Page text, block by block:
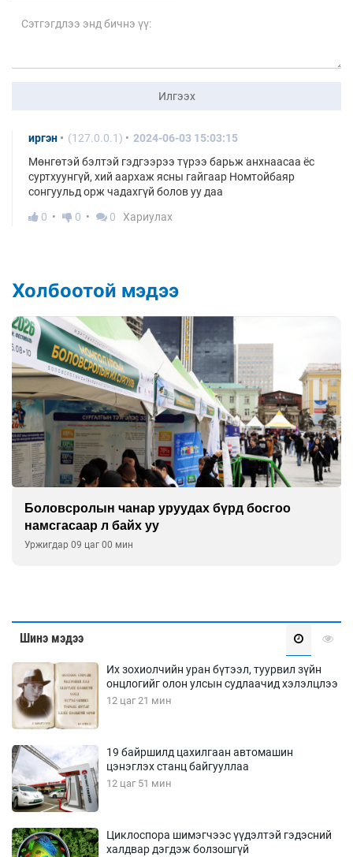
Илгээх
иргэн (127.0.0.1)
2024-06-03 15:03:15
Мөнгөтэй бэлтэй гэдгээрээ түрээ барьж анхнаасаа ёс
суртхуунгүй, хий аархаж ясны гайгаар Номтойбаяр
сонгуульд орж чадахгүй болов уу даа
0
0 0 Хариулах
Холбоотой мэдээ
Боловсролын чанар уруудах бүрд босгоо
намсгасаар л байх уу
Уржигдар 09 цаг 00 мин
Шинэ мэдээ
Их зохиолчийн уран бүтээл, туурвил зүйн
онцлогийг олон улсын судлаачид хэлэлцлээ
12 цаг 21 мин
19 байршилд цахилгаан автомашин
цэнэглэх станц байгууллаа
12 цаг 51 мин
Циклоспора шимэгчээс үүдэлтэй гэдэсний
халдвар дэгдэж болзошгүй